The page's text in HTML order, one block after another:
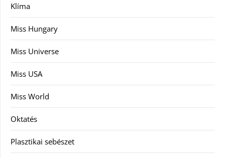
Klíma
Miss Hungary
Miss Universe
Miss USA
Miss World
Oktatés
Plasztikai sebészet